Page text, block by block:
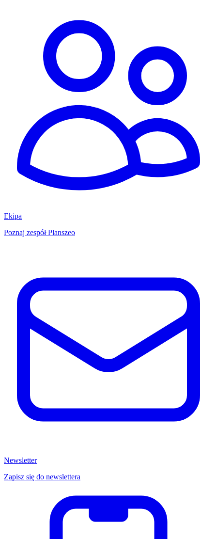
Ekipa
Poznaj zespół Planszeo
Newsletter
Zapisz się do newslettera